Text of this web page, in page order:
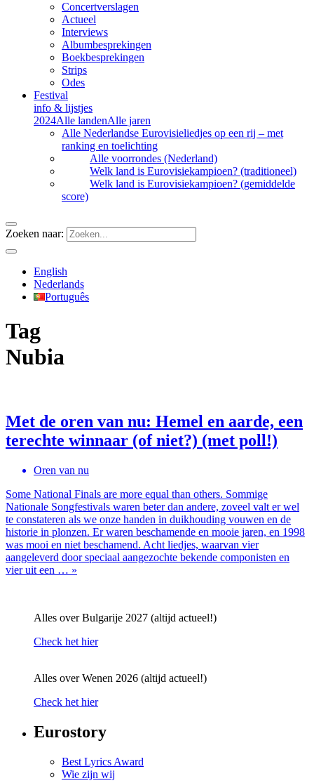
Concertverslagen
Actueel
Interviews
Albumbesprekingen
Boekbesprekingen
Strips
Odes
Festival
info & lijstjes
2024Alle landenAlle jaren
Alle Nederlandse Eurovisieliedjes op een rij – met
ranking en toelichting
Alle voorrondes (Nederland)
Welk land is Eurovisiekampioen? (traditioneel)
Welk land is Eurovisiekampioen? (gemiddelde
score)
Zoeken naar:
English
Nederlands
Português
Tag
Nubia
Met de oren van nu: Hemel en aarde, een
terechte winnaar (of niet?) (met poll!)
Oren van nu
Some National Finals are more equal than others. Sommige
Nationale Songfestivals waren beter dan andere, zoveel valt er wel
te constateren als we onze handen in duikhouding vouwen en de
historie in plonzen. Er waren beschamende en mooie jaren, en 1998
was mooi en niet beschamend. Acht liedjes, waarvan vier
aangeleverd door speciaal aangezochte bekende componisten en
vier uit een … »
Alles over Bulgarije 2027 (altijd actueel!)
Check het hier
Alles over Wenen 2026 (altijd actueel!)
Check het hier
Eurostory
Best Lyrics Award
Wie zijn wij